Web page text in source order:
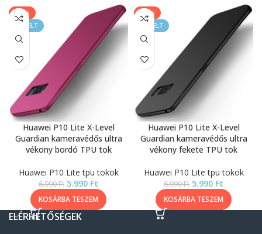
-14%
KIEMELT
Huawei P10 Lite X-Level
Guardian kameravédős ultra
vékony bordó TPU tok
Huawei P10 Lite tpu tokok
6.990Ft 5.990 Ft
KOSÁRBA TESZEM
-14%
KIEMELT
Huawei P10 Lite X-Level
Guardian kameravédős ultra
vékony fekete TPU tok
Huawei P10 Lite tpu tokok
6.990Ft 5.990 Ft
KOSÁRBA TESZEM
ELÉRHETŐSÉGEK